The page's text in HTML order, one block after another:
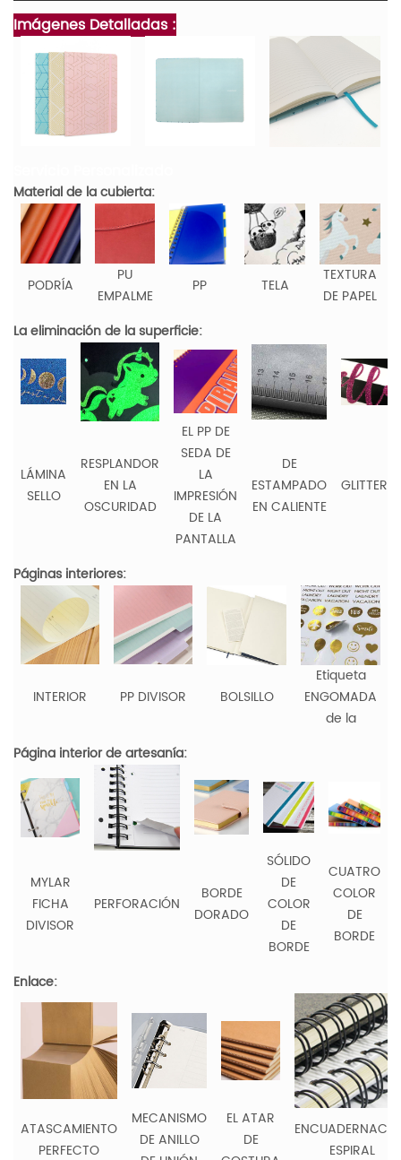
Imágenes Detalladas :
Material de la cubierta:
PODRÍA
PU
EMPALME
PP TELA
TEXTURA
DE PAPEL
La eliminación de la superficie:
LÁMINA
SELLO
RESPLANDOR
EN LA
OSCURIDAD
EL PP DE
SEDA DE
LA
IMPRESIÓN
DE LA
PANTALLA
DE
ESTAMPADO
EN CALIENTE
GLITTER
Páginas interiores:
INTERIOR PP DIVISOR BOLSILLO
Etiqueta
ENGOMADA
de la
Página interior de artesanía:
MYLAR
FICHA
DIVISOR
PERFORACIÓN
BORDE
DORADO
SÓLIDO
DE
COLOR
DE
BORDE
CUATRO
COLOR
DE
BORDE
Enlace:
ATASCAMIENTO
PERFECTO
MECANISMO
DE ANILLO
EL ATAR
DE
ESPIRAL